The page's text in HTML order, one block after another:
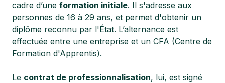
cadre d’une formation initiale. Il s'adresse aux
personnes de 16 à 29 ans, et permet d'obtenir un
diplôme reconnu par l'État. L’alternance est
effectuée entre une entreprise et un CFA (Centre de
Formation d'Apprentis).
Le contrat de professionnalisation, lui, est signé